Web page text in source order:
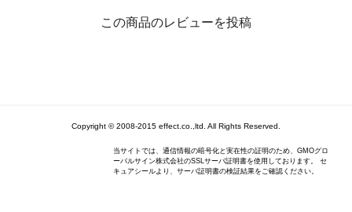
この商品のレビューを投稿
Copyright © 2008-2015 effect.co.,ltd. All Rights Reserved.
当サイトでは、通信情報の暗号化と実在性の証明のため、GMOグロ
ーバルサイン株式会社のSSLサーバ証明書を使用しております。 セ
キュアシールより、サーバ証明書の検証結果をご確認ください。